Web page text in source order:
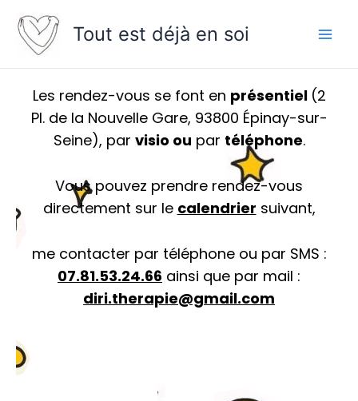
content
Tout est déjà en soi
Les rendez-vous se font en présentiel (2
Pl. de la Nouvelle Gare, 93800 Épinay-sur-
Seine), par visio ou par téléphone.
Vous pouvez prendre rendez-vous
directement sur le calendrier suivant,
me contacter par téléphone ou par SMS :
07.81.53.24.66 ainsi que par mail :
diri.therapie@gmail.com